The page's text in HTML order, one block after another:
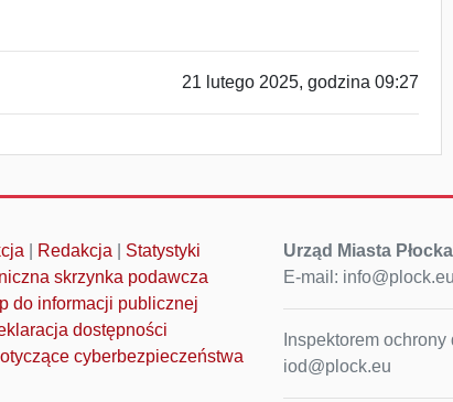
21 lutego 2025, godzina 09:27
Redakcja
Statystyki
skrzynka podawcza
do informacji publicznej
dostępności
cyberbezpieczeństwa
Urząd Miasta Płocka
E-mail: info@plock.eu
Inspektorem
iod@plock.eu